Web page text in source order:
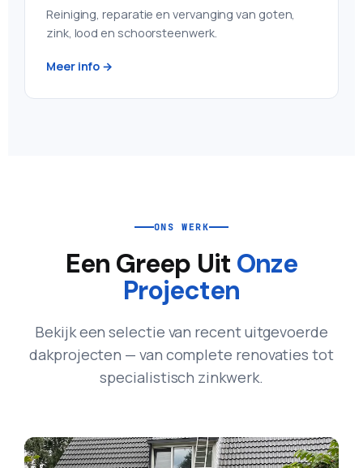
Reiniging, reparatie en vervanging van goten,
zink, lood en schoorsteenwerk.
Meer info →
ONS WERK
Een Greep Uit Onze
Projecten
Bekijk een selectie van recent uitgevoerde
dakprojecten — van complete renovaties tot
specialistisch zinkwerk.